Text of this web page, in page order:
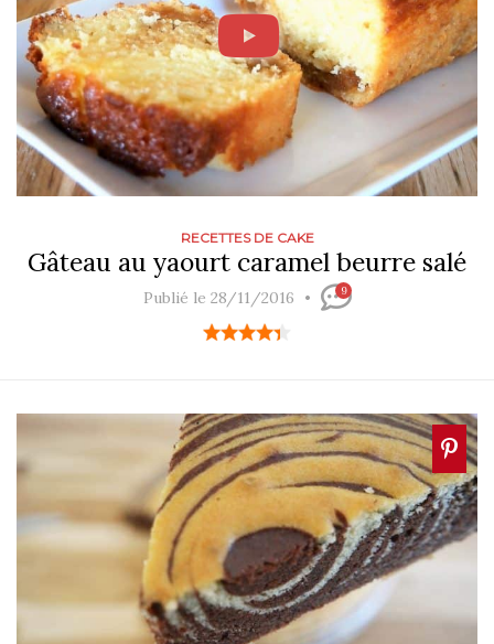
RECETTES DE CAKE
Gâteau au yaourt caramel beurre salé
Publié le 28/11/2016 9